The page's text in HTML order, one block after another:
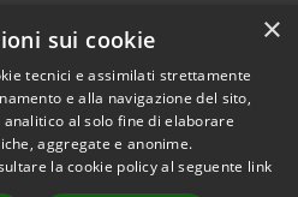
Copyright © 2026 • Comune di
Desio • Powered by
×
sui cookie
tecnici e assimilati strettamente
e alla navigazione del sito,
al solo fine di elaborare
aggregate e anonime.
la cookie policy al seguente link